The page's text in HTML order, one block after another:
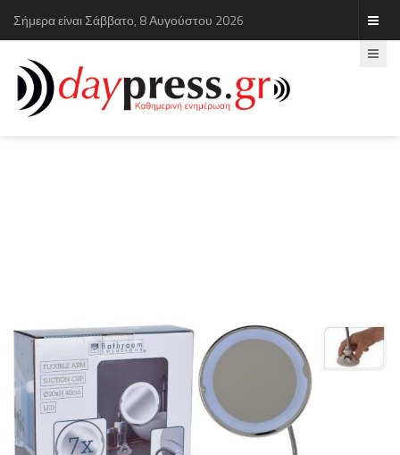
Σήμερα είναι Σάββατο, 8 Αυγούστου 2026